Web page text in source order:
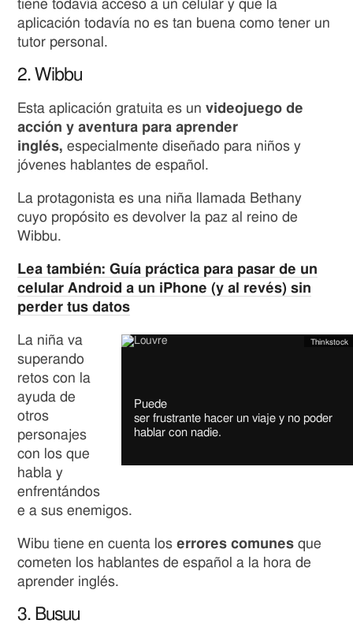
tiene todavía acceso a un celular y que la
aplicación todavía no es tan buena como tener un
tutor personal.
2. Wibbu
Esta aplicación gratuita es unvideojuego de
acción y aventura para aprender
inglés, especialmente diseñado para niños y
jóvenes hablantes de español.
La protagonista es una niña llamada Bethany
cuyo propósito es devolver la paz al reino de
Wibbu.
Lea también: Guía práctica para pasar de un
celular Android a un iPhone (y al revés) sin
perder tus datos
Thinkstock
caption
Puede
ser frustrante hacer un viaje y no poder
hablar con nadie.
La niña va
superando
retos con la
ayuda de
otros
personajes
con los que
habla y
enfrentándos
e a sus enemigos.
Wibu tiene en cuenta loserrores comunes que
cometen los hablantes de español a la hora de
aprender inglés.
3. Busuu